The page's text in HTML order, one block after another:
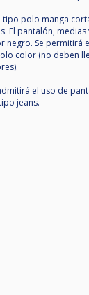
tipo polo manga
El pantalón, medias
negro. Se permitirá
color (no deben
el uso de
jeans.